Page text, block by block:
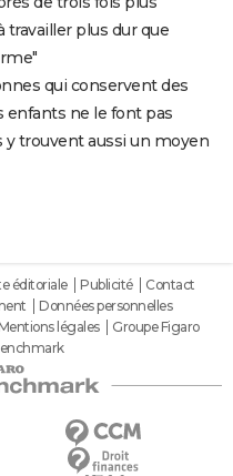
travailler plus dur que
qui conservent des
enfants ne le font pas
y trouvent aussi un moyen
éditoriale Publicité
Contact
Données personnelles
Mentions légales
Groupe Figaro